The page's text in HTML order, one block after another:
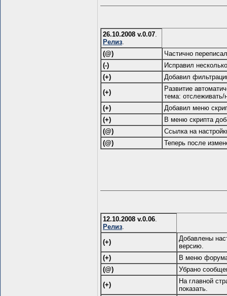
26.10.2008 v.0.07.
Релиз.
(@)
Частично
(-)
Исправил
(+)
Добавил
(+)
Развитие
тема: отслеживать/
(+)
Добавил меню
(+)
В меню скрипта
(@)
Ссылка на
(@)
Теперь после
12.10.2008 v.0.06.
Релиз.
(+)
Добавлены
версию.
(+)
В меню
(@)
Убрано
(+)
На главной
показать.